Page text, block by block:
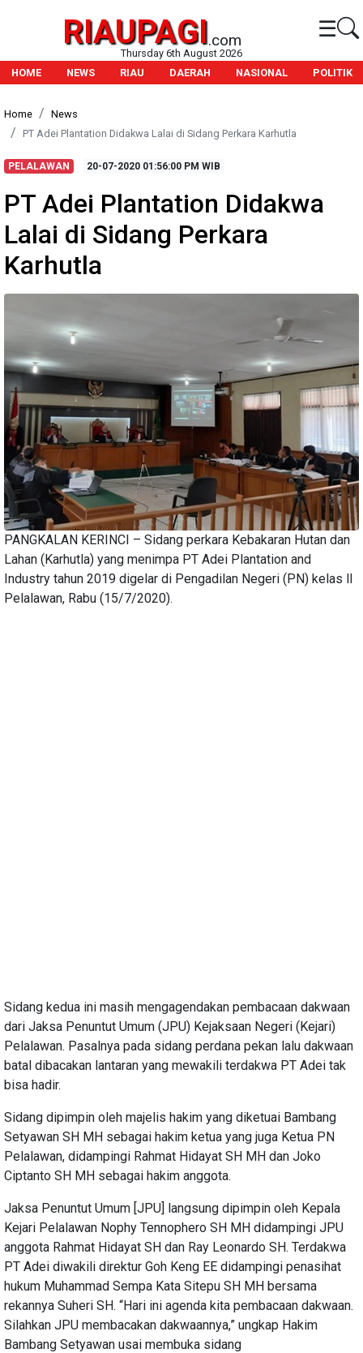
RIAUPAGI.com ☰
Thursday 6th August 2026
HOME
NEWS RIAU DAERAH NASIONAL POLITIK
Home
News
PT Adei Plantation Didakwa Lalai di Sidang Perkara Karhutla
PELALAWAN 20-07-2020 01:56:00 PM WIB
PT Adei Plantation Didakwa
Lalai di Sidang Perkara
Karhutla
PANGKALAN KERINCI – Sidang perkara Kebakaran Hutan dan
Lahan (Karhutla) yang menimpa PT Adei Plantation and
Industry tahun 2019 digelar di Pengadilan Negeri (PN) kelas ll
Pelalawan, Rabu (15/7/2020).
Sidang kedua ini masih mengagendakan pembacaan dakwaan
dari Jaksa Penuntut Umum (JPU) Kejaksaan Negeri (Kejari)
Pelalawan. Pasalnya pada sidang perdana pekan lalu dakwaan
batal dibacakan lantaran yang mewakili terdakwa PT Adei tak
bisa hadir.
Sidang dipimpin oleh majelis hakim yang diketuai Bambang
Setyawan SH MH sebagai hakim ketua yang juga Ketua PN
Pelalawan, didampingi Rahmat Hidayat SH MH dan Joko
Ciptanto SH MH sebagai hakim anggota.
Jaksa Penuntut Umum [JPU] langsung dipimpin oleh Kepala
Kejari Pelalawan Nophy Tennophero SH MH didampingi JPU
anggota Rahmat Hidayat SH dan Ray Leonardo SH. Terdakwa
PT Adei diwakili direktur Goh Keng EE didampingi penasihat
hukum Muhammad Sempa Kata Sitepu SH MH bersama
rekannya Suheri SH. “Hari ini agenda kita pembacaan dakwaan.
Silahkan JPU membacakan dakwaannya,” ungkap Hakim
Bambang Setyawan usai membuka sidang